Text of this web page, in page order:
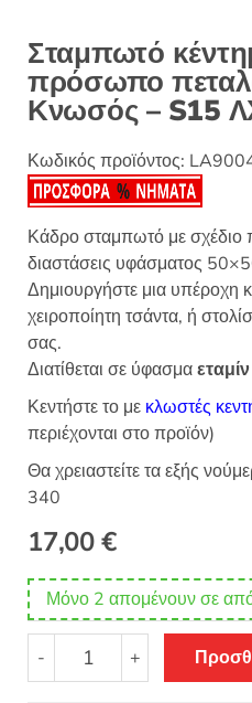
Σταμπωτό
πρόσωπο
Κνωσός – S15
Κωδικός προϊόντος:
Κάδρο σταμπωτό με
διαστάσεις υφάσματος
Δημιουργήστε μια υπέροχη
χειροποίητη τσάντα, ή
σας.
Διατίθεται σε ύφασμα
Κεντήστε το με κλωστές
περιέχονται στο προϊόν)
Θα χρειαστείτε τα εξής
340
17,00€
Μόνο 2 απομένουν σε
-
Σταμπωτό
κέντημα
+